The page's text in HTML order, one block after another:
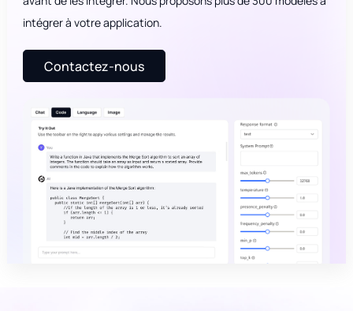
intégrer à votre application.
Contactez-nous